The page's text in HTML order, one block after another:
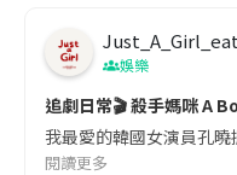
娛樂
追劇日常🎬 殺手媽咪 A
我最愛的韓國女演員孔
閱讀更多